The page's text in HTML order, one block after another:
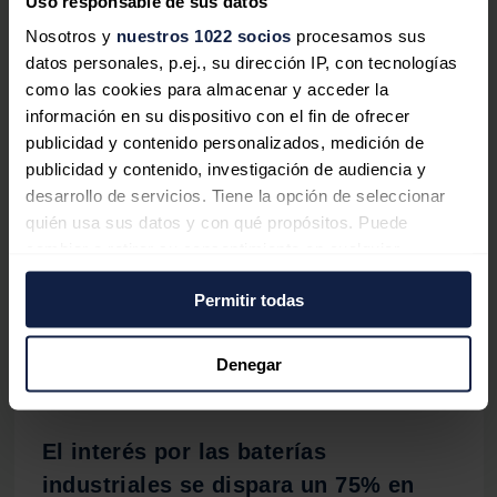
Nosotros y nuestros 1022 socios procesamos sus
datos personales, p.ej., su dirección IP, con tecnologías
como las cookies para almacenar y acceder la
información en su dispositivo con el fin de ofrecer
publicidad y contenido personalizados, medición de
publicidad y contenido, investigación de audiencia y
desarrollo de servicios. Tiene la opción de seleccionar
quién usa sus datos y con qué propósitos. Puede
momento desde la Declaración de cookies o clicando en
el Menú de consentimiento.
Si lo permite, también quisiéramos:
Recopilar información sobre su ubicación
geográfica que puede tener una precisión de varios
metros
Identificar su dispositivo analizándolo activamente
para buscar características específicas (huellas
Permitir todas
Denegar
1.580 millones de euros para
modernizar su red eléctrica
Redacción06/08/2026
Red Eléctrica prevé una reducción de
5 GW en la producción solar en la
Península por el eclipse
06/08/2026
El interés por las baterías
industriales se dispara un 75% en